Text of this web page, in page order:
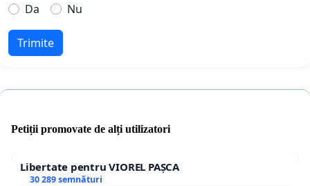
Da
Nu
Trimite
Petiții promovate de alți utilizatori
Libertate pentru VIOREL PAȘCA
30 289 semnături